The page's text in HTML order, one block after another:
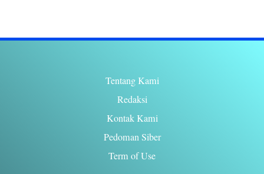
Tentang Kami
Redaksi
Kontak Kami
Pedoman Siber
Term of Use